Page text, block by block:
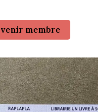
membre